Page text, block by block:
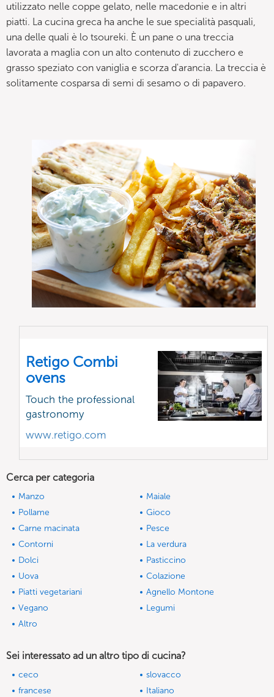
utilizzato nelle coppe gelato, nelle macedonie e in altri
piatti. La cucina greca ha anche le sue specialità pasquali,
una delle quali è lo tsoureki. È un pane o una treccia
lavorata a maglia con un alto contenuto di zucchero e
grasso speziato con vaniglia e scorza d'arancia. La treccia è
solitamente cosparsa di semi di sesamo o di papavero.
Retigo Combi
ovens
Touch the professional
gastronomy
www.retigo.com
Cerca per categoria
Manzo
Maiale
Pollame
Gioco
Carne macinata
Pesce
Contorni
La verdura
Dolci
Pasticcino
Uova
Colazione
Piatti vegetariani
Agnello Montone
Vegano
Legumi
Altro
Sei interessato ad un altro tipo di cucina?
ceco
slovacco
francese
Italiano